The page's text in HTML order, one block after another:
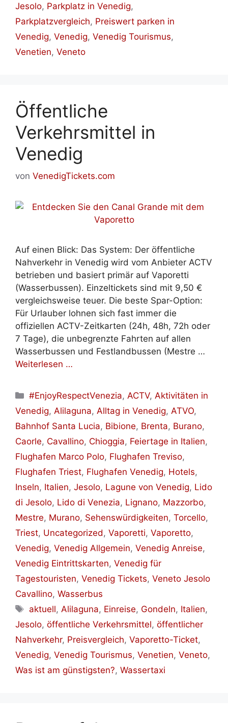
Jesolo, Parkplatz in Venedig,
Parkplatzvergleich, Preiswert parken in
Venedig, Venedig, Venedig Tourismus,
Venetien, Veneto
Öffentliche
Verkehrsmittel in
Venedig
von VenedigTickets.com
Auf einen Blick: Das System: Der öffentliche
Nahverkehr in Venedig wird vom Anbieter ACTV
betrieben und basiert primär auf Vaporetti
(Wasserbussen). Einzeltickets sind mit 9,50 €
vergleichsweise teuer. Die beste Spar-Option:
Für Urlauber lohnen sich fast immer die
offiziellen ACTV-Zeitkarten (24h, 48h, 72h oder
7 Tage), die unbegrenzte Fahrten auf allen
Wasserbussen und Festlandbussen (Mestre …
Weiterlesen …
Kategorien
#EnjoyRespectVenezia,ACTV,Aktivitäten in
Venedig, Alilaguna, Alltag in Venedig, ATVO,
Bahnhof Santa Lucia, Bibione, Brenta, Burano,
Caorle, Cavallino, Chioggia, Feiertage in Italien,
Flughafen Marco Polo, Flughafen Treviso,
Flughafen Triest, Flughafen Venedig, Hotels,
Inseln, Italien, Jesolo, Lagune von Venedig, Lido
di Jesolo, Lido di Venezia, Lignano, Mazzorbo,
Mestre, Murano, Sehenswürdigkeiten, Torcello,
Triest, Uncategorized, Vaporetti, Vaporetto,
Venedig, Venedig Allgemein, Venedig Anreise,
Venedig Eintrittskarten, Venedig für
Tagestouristen, Venedig Tickets, Veneto Jesolo
Cavallino, Wasserbus
Schlagwörter
aktuell,Alilaguna, Einreise, Gondeln, Italien,
Jesolo, öffentliche Verkehrsmittel, öffentlicher
Nahverkehr, Preisvergleich, Vaporetto-Ticket,
Venedig, Venedig Tourismus, Venetien, Veneto,
Was ist am günstigsten?, Wassertaxi